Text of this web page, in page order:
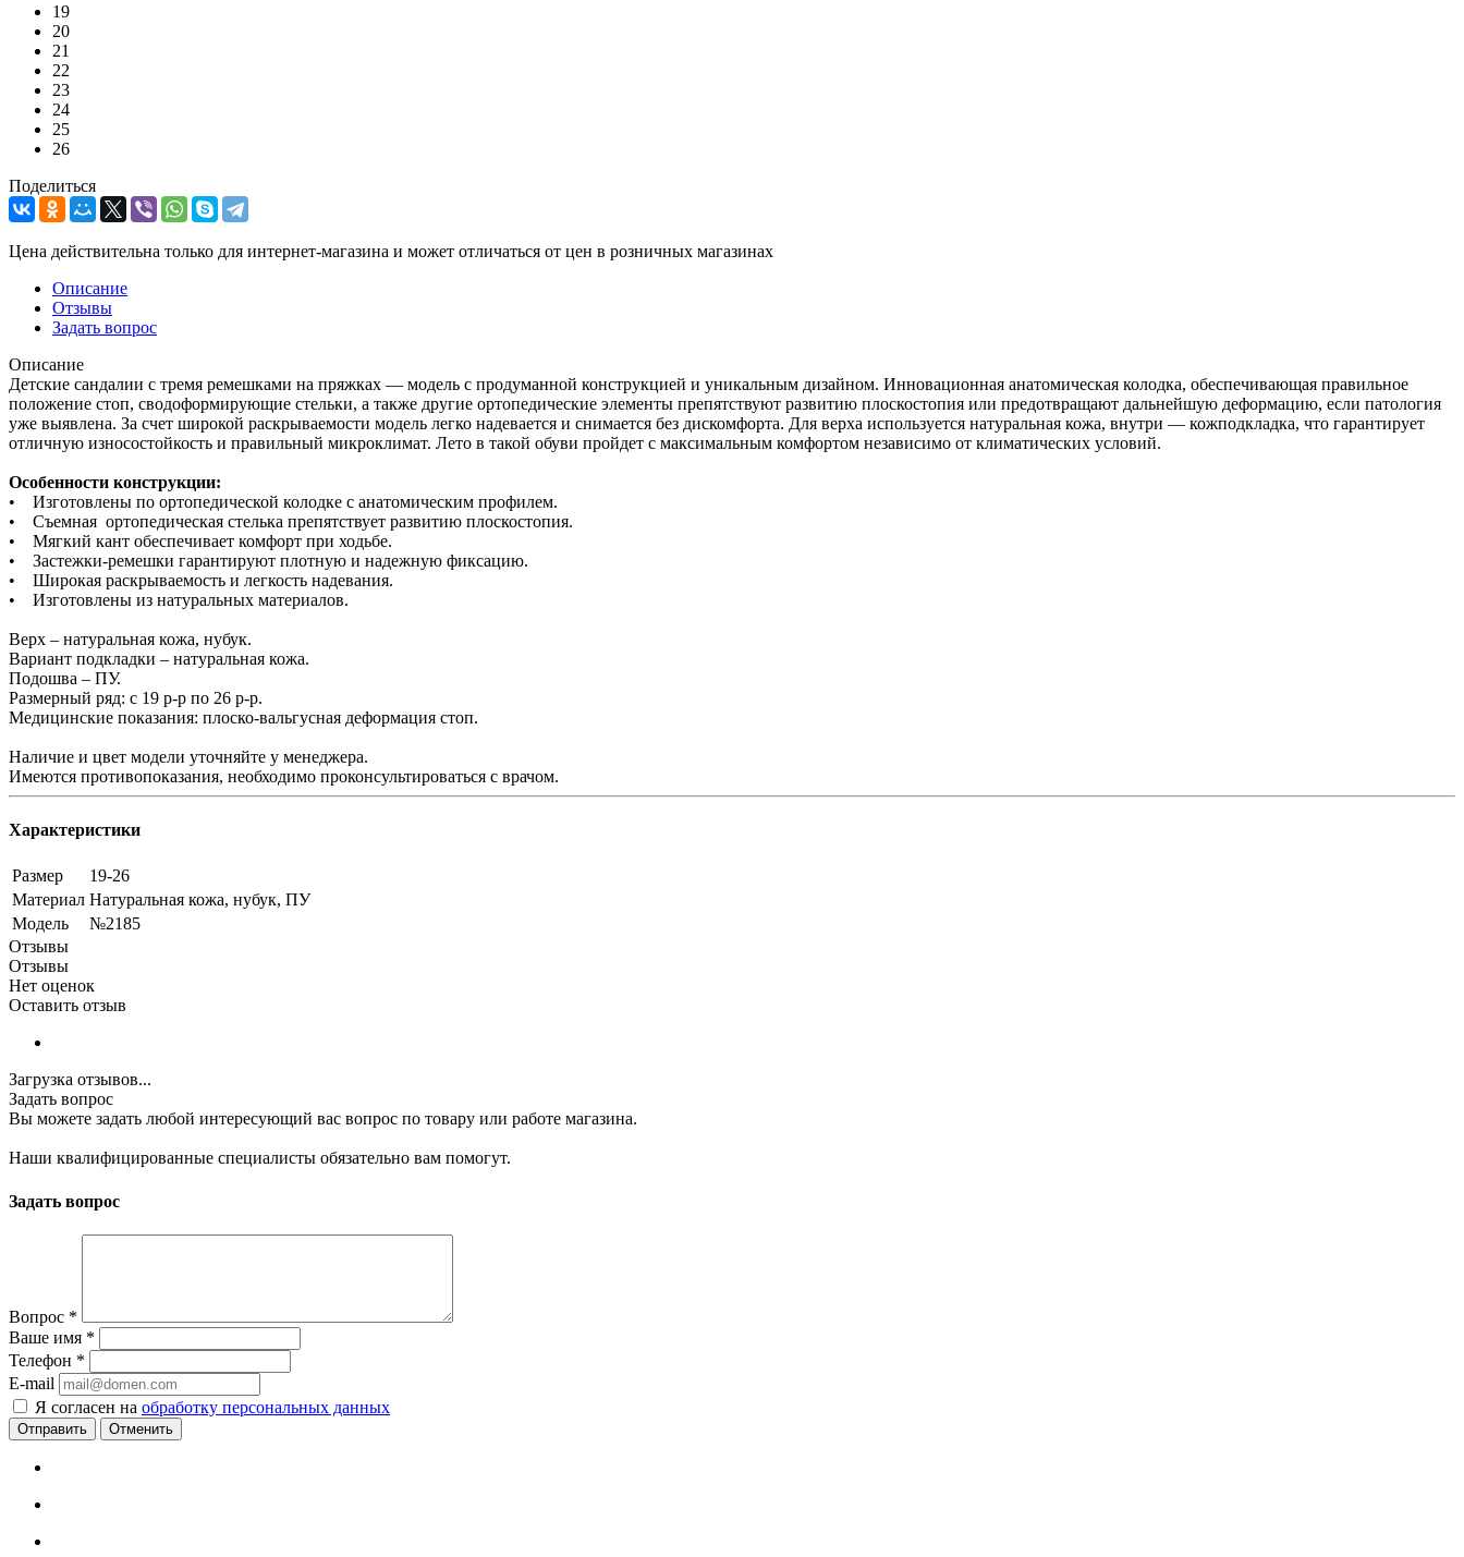
19
20
21
22
23
24
25
26
Поделиться
Цена действительна только для интернет-магазина и может отличаться от цен в розничных магазинах
Описание
Отзывы
Задать вопрос
Описание
Детские сандалии с тремя ремешками на пряжках — модель с продуманной конструкцией и уникальным дизайном. Инновационная анатомическая колодка, обеспечивающая правильное
положение стоп, сводоформирующие стельки, а также другие ортопедические элементы препятствуют развитию плоскостопия или предотвращают дальнейшую деформацию, если патология
уже выявлена. За счет широкой раскрываемости модель легко надевается и снимается без дискомфорта. Для верха используется натуральная кожа, внутри — кожподкладка, что гарантирует
отличную износостойкость и правильный микроклимат. Лето в такой обуви пройдет с максимальным комфортом независимо от климатических условий.
Особенности конструкции:
• Изготовлены по ортопедической колодке с анатомическим профилем.
• Съемная ортопедическая стелька препятствует развитию плоскостопия.
• Мягкий кант обеспечивает комфорт при ходьбе.
• Застежки-ремешки гарантируют плотную и надежную фиксацию.
• Широкая раскрываемость и легкость надевания.
• Изготовлены из натуральных материалов.
Верх – натуральная кожа, нубук.
Вариант подкладки – натуральная кожа.
Подошва – ПУ.
Размерный ряд: с 19 р-р по 26 р-р.
Медицинские показания: плоско-вальгусная деформация стоп.
Наличие и цвет модели уточняйте у менеджера.
Имеются противопоказания, необходимо проконсультироваться с врачом.
Характеристики
Размер
19-26
Материал Натуральная кожа, нубук, ПУ
Модель
№2185
Отзывы
Отзывы
Нет оценок
Оставить отзыв
Загрузка отзывов...
Задать вопрос
Вы можете задать любой интересующий вас вопрос по товару или работе магазина.
Наши квалифицированные специалисты обязательно вам помогут.
Задать вопрос
Вопрос *
Ваше имя *
Телефон *
E-mail
Я согласен на обработку персональных данных
Отменить